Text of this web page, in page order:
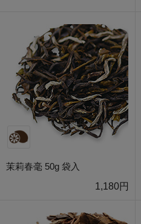
茉莉春毫 50g 袋入
1,180円